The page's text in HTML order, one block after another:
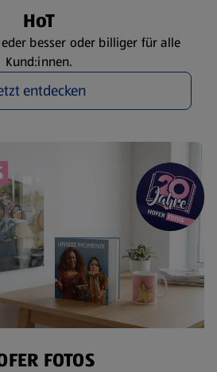
HoT
besser oder billiger für alle
Kund:innen.
entdecken
FOTOS